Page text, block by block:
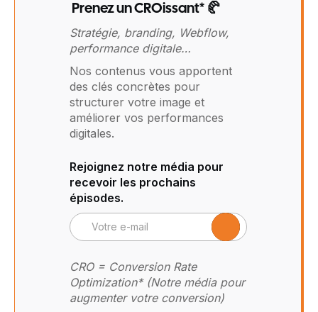
Prenez un CROissant* 🥐
Stratégie, branding, Webflow,
performance digitale…
Nos contenus vous apportent
des clés concrètes pour
structurer votre image et
améliorer vos performances
digitales.
Rejoignez notre média pour
recevoir les prochains
épisodes.
CRO = Conversion Rate
Optimization* (Notre média pour
augmenter votre conversion)